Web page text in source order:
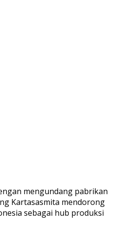
mengundang pabrikan
Kartasasmita mendorong
sebagai hub produksi